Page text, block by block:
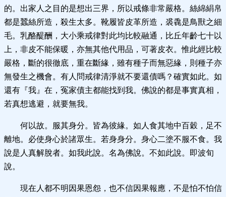
的。出家人之目的是想出三界，所以戒條非常嚴格。絲綿絹帛
都是蠶絲所造，殺生太多。靴履皆皮革所造，裘毳是鳥獸之細
毛。乳酪醍酬，大小乘戒律對此均比較融通，比丘年齡七十以
上，非皮不能保暖，亦無其他代用品，可著皮衣。惟此經比較
嚴格，斷的很徹底，重在斷緣，雖有種子而無惡緣，則種子亦
無發生之機會。有人問戒律清淨就不要還債嗎？確實如此。如
還有『我』在，冤家債主都能找到我。佛說的都是事實真相，
若真想逃避，就要無我。
何以故。服其身分。皆為彼緣。如人食其地中百穀，足不
離地。必使身心於諸眾生。若身身分。身心二塗不服不食。我
說是人真解脫者。如我此說。名為佛說。不如此說。即波旬
說。
現在人都不明因果恩怨，也不信因果報應，不是怕不怕信